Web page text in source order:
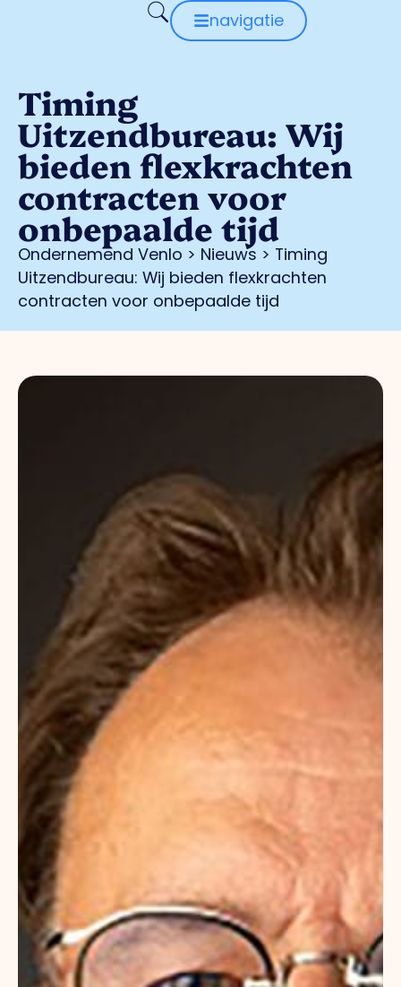
navigatie
Timing
Uitzendbureau: Wij
bieden flexkrachten
contracten voor
onbepaalde tijd
Ondernemend Venlo > Nieuws > Timing
Uitzendbureau: Wij bieden flexkrachten
contracten voor onbepaalde tijd